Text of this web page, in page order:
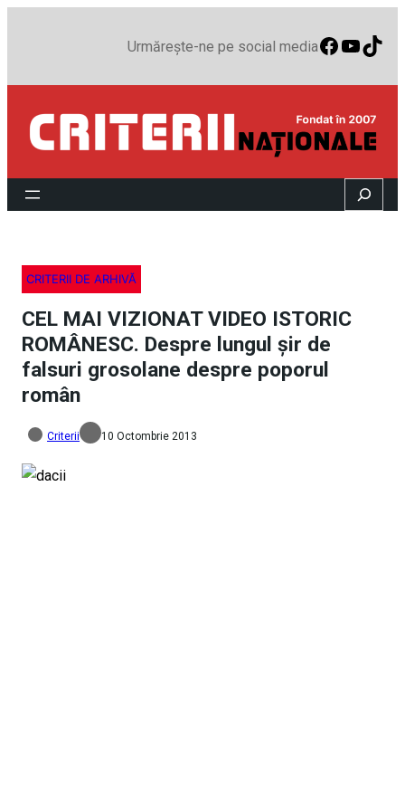
Urmărește-ne pe social media
Search
CRITERII DE ARHIVĂ
CEL MAI VIZIONAT VIDEO ISTORIC
ROMÂNESC. Despre lungul șir de
falsuri grosolane despre poporul
român
Criterii 10 Octombrie 2013